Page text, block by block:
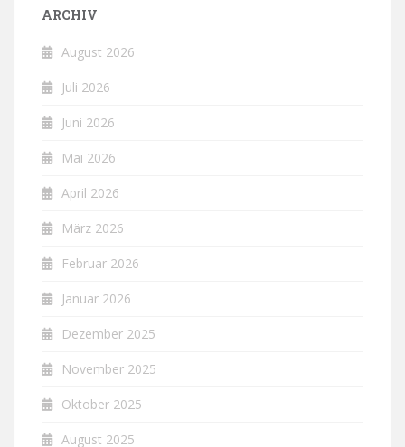
ARCHIV
August 2026
Juli 2026
Juni 2026
Mai 2026
April 2026
März 2026
Februar 2026
Januar 2026
Dezember 2025
November 2025
Oktober 2025
August 2025